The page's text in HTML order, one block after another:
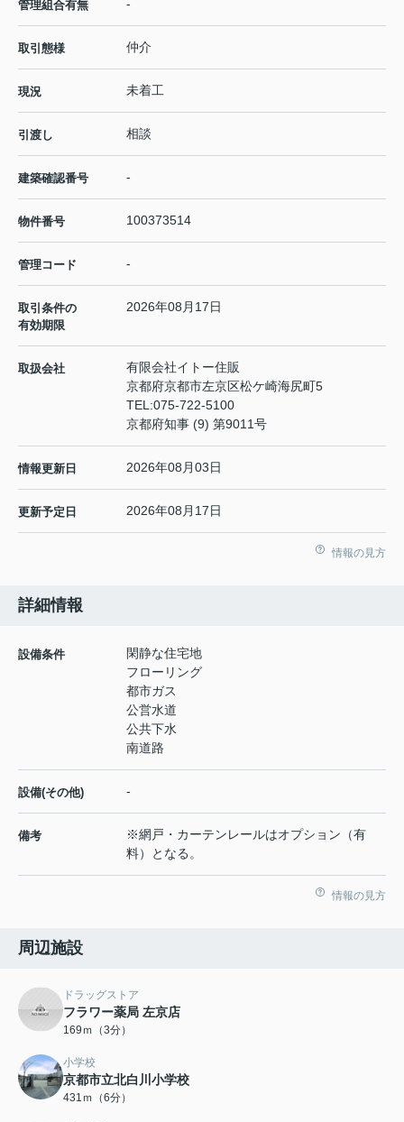
管理組合有無 -
取引態様 仲介
現況 未着工
引渡し 相談
建築確認番号 -
物件番号 100373514
管理コード -
取引条件の
有効期限
2026年08月17日
取扱会社
有限会社イトー住販
京都府京都市左京区松ケ崎海尻町5
TEL:075-722-5100
京都府知事 (9) 第9011号
情報更新日 2026年08月03日
更新予定日 2026年08月17日
情報の見方
詳細情報
設備条件
閑静な住宅地
フローリング
都市ガス
公営水道
公共下水
南道路
設備(その他) -
備考
※網戸・カーテンレールはオプション（有
料）となる。
情報の見方
周辺施設
ドラッグストア
フラワー薬局 左京店
169ｍ（3分）
小学校
京都市立北白川小学校
431ｍ（6分）